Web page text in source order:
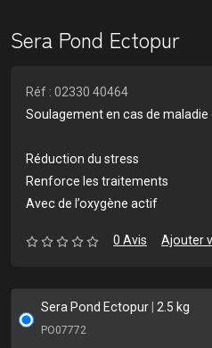
Sera Pond Ectopur
Réf : 02330 40464
Soulagement en cas de maladie
Réduction du stress
Renforce les traitements
Avec de l’oxygène actif
0 Avis Ajouter
Sera Pond Ectopur 2.5 kg
PO07772